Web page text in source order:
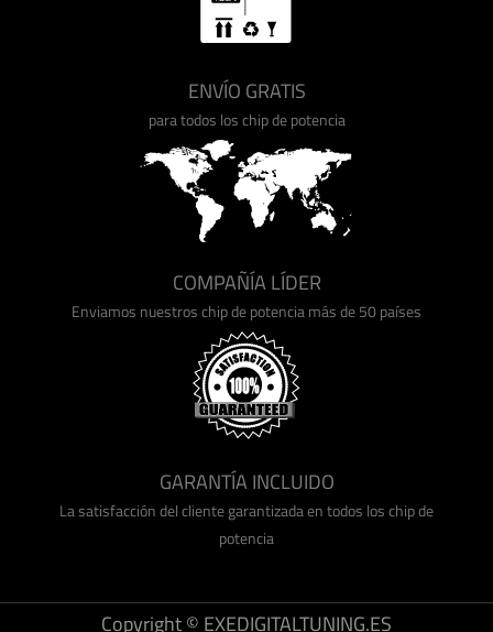
ENVÍO GRATIS
para todos los chip de potencia
COMPAÑÍA LÍDER
Enviamos nuestros chip de potencia más de 50 países
GARANTÍA INCLUIDO
La satisfacción del cliente garantizada en todos los chip de
potencia
Copyright © EXEDIGITALTUNING.ES